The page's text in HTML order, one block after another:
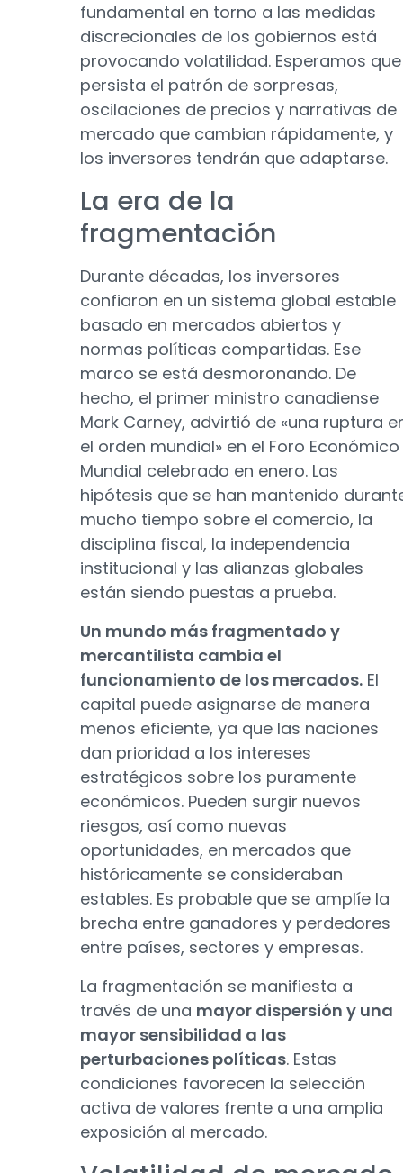
fundamental en torno a las medidas
discrecionales de los gobiernos está
provocando volatilidad. Esperamos que
persista el patrón de sorpresas,
oscilaciones de precios y narrativas de
mercado que cambian rápidamente, y
los inversores tendrán que adaptarse.
La era de la
fragmentación
Durante décadas, los inversores
confiaron en un sistema global estable
basado en mercados abiertos y
normas políticas compartidas. Ese
marco se está desmoronando. De
hecho, el primer ministro canadiense
Mark Carney, advirtió de «una ruptura
el orden mundial» en el Foro Económico
Mundial celebrado en enero. Las
hipótesis que se han mantenido
mucho tiempo sobre el comercio, la
disciplina fiscal, la independencia
institucional y las alianzas globales
están siendo puestas a prueba.
Un mundo más fragmentado y
mercantilista cambia el
funcionamiento de los mercados. El
capital puede asignarse de manera
menos eficiente, ya que las naciones
dan prioridad a los intereses
estratégicos sobre los puramente
económicos. Pueden surgir nuevos
riesgos, así como nuevas
oportunidades, en mercados que
históricamente se consideraban
estables. Es probable que se amplíe la
brecha entre ganadores y perdedores
entre países, sectores y empresas.
La fragmentación se manifiesta a
través de una mayor dispersión y una
mayor sensibilidad a las
perturbaciones políticas. Estas
condiciones favorecen la selección
activa de valores frente a una amplia
exposición al mercado.